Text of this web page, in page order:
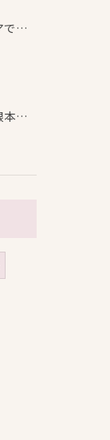
美容鍼とセルフケアで叶える愛知県名古屋市北区米が瀬町の新しい美しさ
美容鍼でたるみを根本から改善し自然なリフトアップを叶える方法